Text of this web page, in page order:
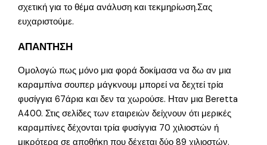
σχετική για το θέμα ανάλυση και τεκμηρίωση.Σας
ευχαριστούμε.
ΑΠΑΝΤΗΣΗ
Ομολογώ πως μόνο μια φορά δοκίμασα να δω αν μια
καραμπίνα σουπερ μάγκνουμ μπορεί να δεχτεί τρία
φυσίγγια 67άρια και δεν τα χωρούσε. Ηταν μια Beretta
A400. Στις σελίδες των εταιρειών δείχνουν ότι μερικές
καραμπίνες δέχονται τρία φυσίγγια 70 χιλιοστών ή
μικρότερα σε αποθήκη που δέχεται δύο 89 χιλιοστών.